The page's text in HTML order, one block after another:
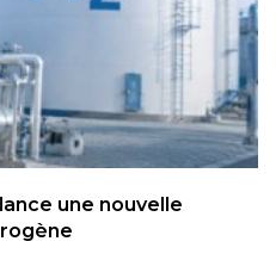
une nouvelle